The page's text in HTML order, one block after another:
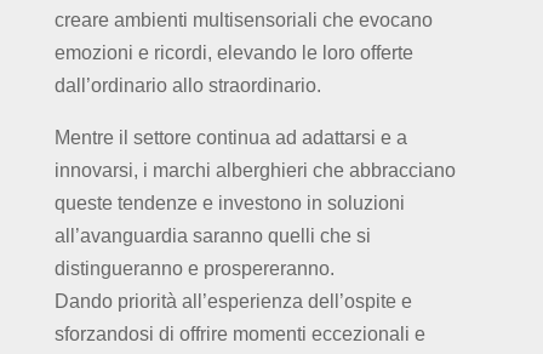
creare ambienti multisensoriali che evocano
emozioni e ricordi, elevando le loro offerte
dall’ordinario allo straordinario.
Mentre il settore continua ad adattarsi e a
innovarsi, i marchi alberghieri che abbracciano
queste tendenze e investono in soluzioni
all’avanguardia saranno quelli che si
distingueranno e prospereranno.
Dando priorità all’esperienza dell’ospite e
sforzandosi di offrire momenti eccezionali e